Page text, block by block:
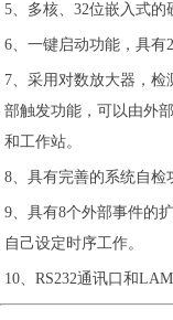
5、多核、32位嵌入式的
6、一键启动功能，具有
7、采用对数放大器，
部触发功能，可以由外
和工作站。
8、具有完善的系统自检
9、具有8个外部事件的
自己设定时序工作。
10、RS232通讯口和